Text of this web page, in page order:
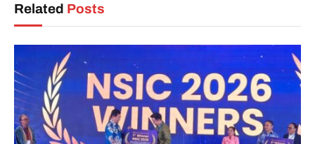
Related Posts